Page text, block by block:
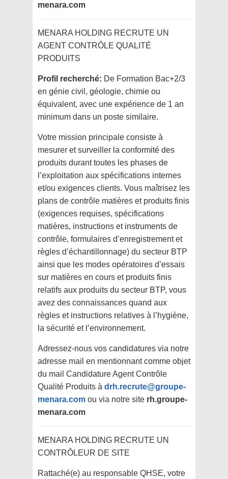
menara.com
MENARA HOLDING RECRUTE UN
AGENT CONTRÔLE QUALITÉ
PRODUITS
Profil recherché: De Formation Bac+2/3
en génie civil, géologie, chimie ou
équivalent, avec une expérience de 1 an
minimum dans un poste similaire.
Votre mission principale consiste à
mesurer et surveiller la conformité des
produits durant toutes les phases de
l’exploitation aux spécifications internes
et/ou exigences clients. Vous maîtrisez les
plans de contrôle matières et produits finis
(exigences requises, spécifications
matières, instructions et instruments de
contrôle, formulaires d’enregistrement et
règles d’échantillonnage) du secteur BTP
ainsi que les modes opératoires d’essais
sur matières en cours et produits finis
relatifs aux produits du secteur BTP, vous
avez des connaissances quand aux
règles et instructions relatives à l’hygiène,
la sécurité et l’environnement.
Adressez-nous vos candidatures via notre
adresse mail en mentionnant comme objet
du mail Candidature Agent Contrôle
Qualité Produits à drh.recrute@groupe-
menara.com ou via notre site rh.groupe-
menara.com
MENARA HOLDING RECRUTE UN
CONTRÔLEUR DE SITE
Rattaché(e) au responsable QHSE, votre